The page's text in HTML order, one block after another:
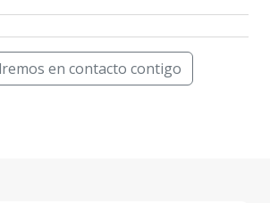
en contacto contigo